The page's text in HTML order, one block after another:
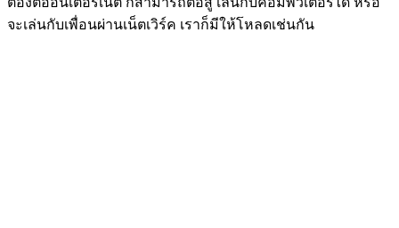
จะเล่นกับเพื่อนผ่านเน็ตเวิร์ค เราก็มีให้โหลดเช่นกัน